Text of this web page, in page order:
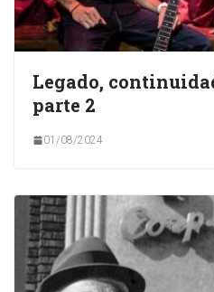
Legado,
parte 2
01/08/2024